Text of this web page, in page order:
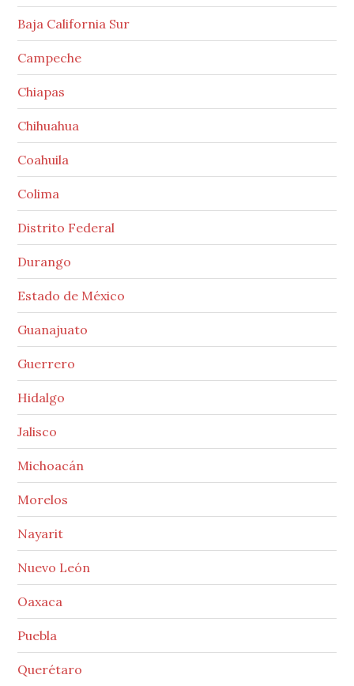
Baja California Sur
Campeche
Chiapas
Chihuahua
Coahuila
Colima
Distrito Federal
Durango
Estado de México
Guanajuato
Guerrero
Hidalgo
Jalisco
Michoacán
Morelos
Nayarit
Nuevo León
Oaxaca
Puebla
Querétaro